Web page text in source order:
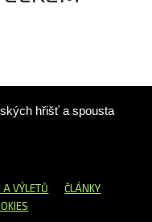
hřišť a spousta
A VÝLETŮ
ČLÁNKY